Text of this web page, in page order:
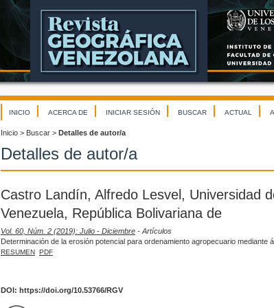
INICIO ACERCA DE INICIAR SESIÓN BUSCAR ACTUAL
Inicio > Buscar > Detalles de autor/a
Detalles de autor/a
Castro Landín, Alfredo Lesvel, Universidad
Venezuela, República Bolivariana de
Vol. 60, Núm. 2 (2019): Julio - Diciembre - Artículos
Determinación de la erosión potencial para ordenamiento agropecuario mediante
RESUMEN PDF
DOI: https://doi.org/10.53766/RGV